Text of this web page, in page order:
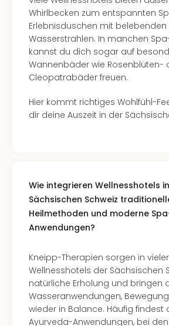
Whirlbecken zum entspannten
Erlebnisduschen mit belebenden
Wasserstrahlen. In manchen
kannst du dich sogar auf
Wannenbäder wie Rosenblüten-
Cleopatrabäder freuen.
Hier kommt richtiges Wohlfühl-
dir deine Auszeit in der
Wie integrieren Wellnesshotels
Sächsischen Schweiz
Heilmethoden und moderne
Anwendungen?
Kneipp-Therapien sorgen in
Wellnesshotels der Sächsischen
natürliche Erholung und bringen
Wasseranwendungen,
wieder in Balance. Häufig findest
Ayurveda-Anwendungen, bei